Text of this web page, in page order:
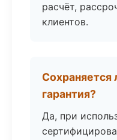
расчёт,
клиентов.
Сохраняется
гарантия?
Да, при